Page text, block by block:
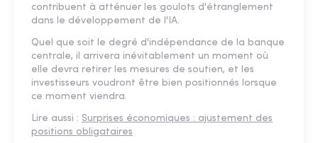
contribuent à atténuer les goulots d'étranglement
dans le développement de l'IA.
Quel que soit le degré d'indépendance de la banque
centrale, il arrivera inévitablement un moment où
elle devra retirer les mesures de soutien, et les
investisseurs voudront être bien positionnés lorsque
ce moment viendra.
Lire aussi : Surprises économiques : ajustement des
positions obligataires